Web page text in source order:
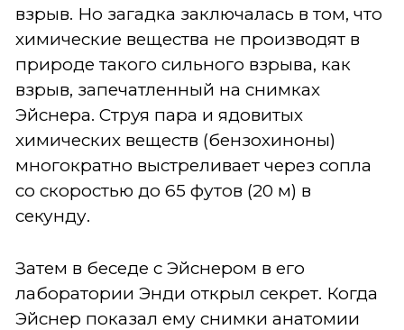
взрыв. Но загадка заключалась в том, что
химические вещества не производят в
природе такого сильного взрыва, как
взрыв, запечатленный на снимках
Эйснера. Струя пара и ядовитых
химических веществ (бензохиноны)
многократно выстреливает через сопла
со скоростью до 65 футов (20 м) в
секунду.
Затем в беседе с Эйснером в его
лаборатории Энди открыл секрет. Когда
Эйснер показал ему снимки анатомии